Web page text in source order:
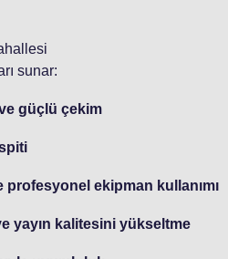
sunar:
güçlü çekim
profesyonel ekipman kullanımı
yayın kalitesini yükseltme